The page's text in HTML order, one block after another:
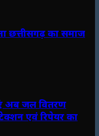
छत्तीसगढ़ का समाज
अब जल वितरण
एवं रिपेयर का